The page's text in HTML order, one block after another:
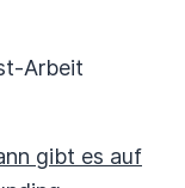
Arbeit
gibt es auf